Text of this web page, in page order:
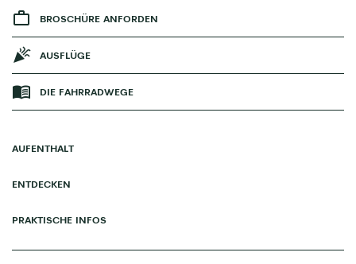
BROSCHÜRE ANFORDEN
AUSFLÜGE
DIE FAHRRADWEGE
AUFENTHALT
ENTDECKEN
PRAKTISCHE INFOS